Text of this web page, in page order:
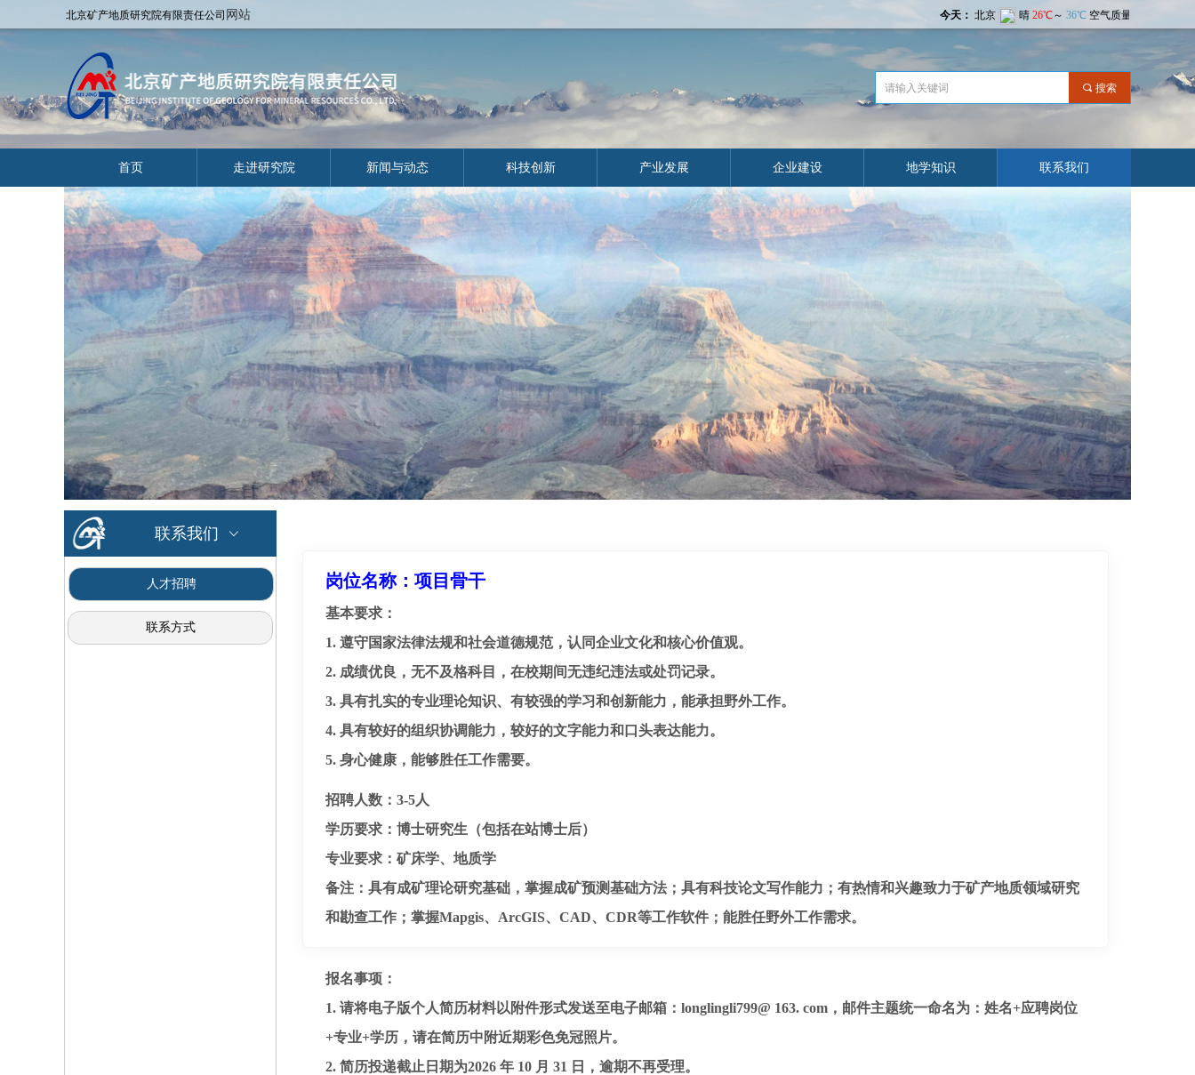
北京矿产地质研究院有限责任公司网站
끠 搜索
首页 走进研究院 新闻与动态 科技创新 产业发展 企业建设 地学知识 联系我们
联系我们 ꀁ
联系方式
人才招聘 岗位名称：项目骨干
基本要求：
1. 遵守国家法律法规和社会道德规范，认同企业文化和核心价值观。
2. 成绩优良，无不及格科目，在校期间无违纪违法或处罚记录。
3. 具有扎实的专业理论知识、有较强的学习和创新能力，能承担野外工作。
4. 具有较好的组织协调能力，较好的文字能力和口头表达能力。
5. 身心健康，能够胜任工作需要。
招聘人数：3-5人
学历要求：博士研究生（包括在站博士后）
专业要求：矿床学、地质学
备注：具有成矿理论研究基础，掌握成矿预测基础方法；具有科技论文写作能力；有热情和兴趣致力于矿产地质领域研究
和勘查工作；掌握Mapgis、ArcGIS、CAD、CDR等工作软件；能胜任野外工作需求。
报名事项：
1. 请将电子版个人简历材料以附件形式发送至电子邮箱：longlingli799@ 163. com，邮件主题统一命名为：姓名+应聘岗位
+专业+学历，请在简历中附近期彩色免冠照片。
2. 简历投递截止日期为2026 年 10 月 31 日，逾期不再受理。